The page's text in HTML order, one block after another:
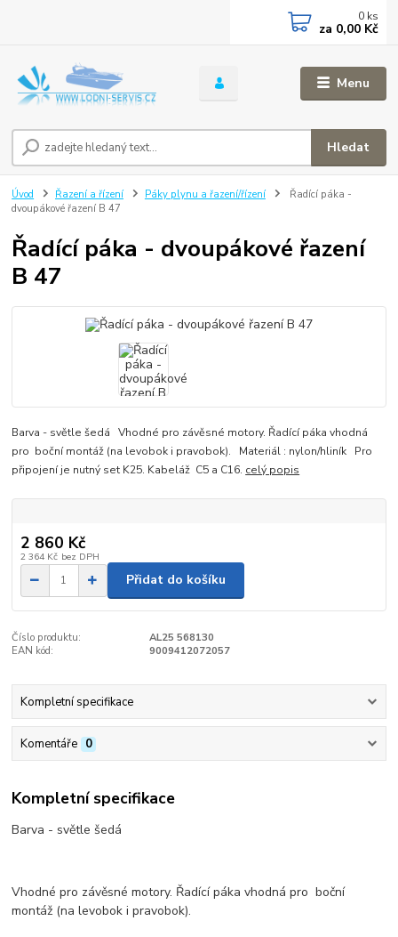
Menu
Hledat
0 ks
za 0,00 Kč
Úvod Řazení a řízení Páky plynu a řazení/řízení
Řadící páka -
dvoupákové řazení B 47
Řadící páka - dvoupákové řazení
B 47
Barva - světle šedá Vhodné pro závěsné motory. Řadící páka vhodná
pro boční montáž (na levobok i pravobok). Materiál : nylon/hliník Pro
připojení je nutný set K25. Kabeláž C5 a C16. celý popis
2 860 Kč
2 364 Kč bez DPH
Přidat do košíku
Číslo produktu:
AL25 568130
EAN kód:
9009412072057
Kompletní specifikace
Komentáře 0
Kompletní specifikace
Barva - světle šedá
Vhodné pro závěsné motory. Řadící páka vhodná pro boční
montáž (na levobok i pravobok).